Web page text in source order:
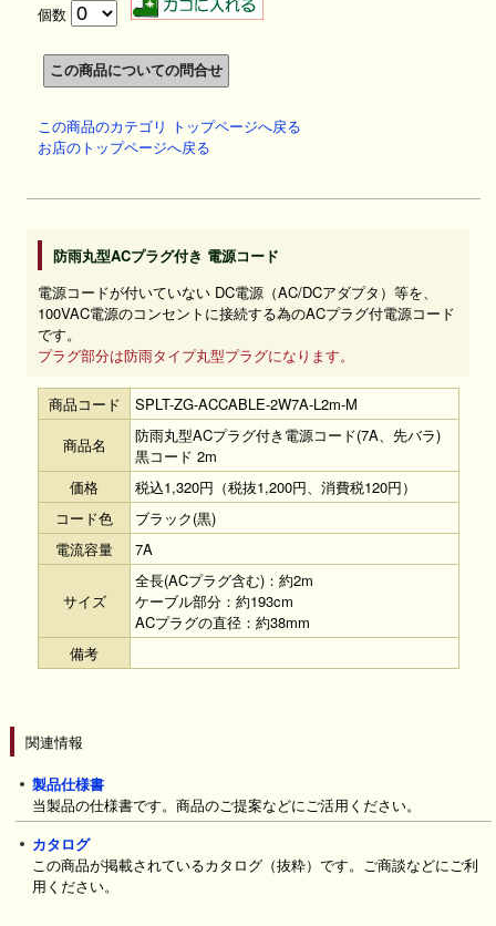
個数
この商品のカテゴリ トップページへ戻る
お店のトップページへ戻る
防雨丸型ACプラグ付き 電源コード
電源コードが付いていない DC電源（AC/DCアダプタ）等を、
100VAC電源のコンセントに接続する為のACプラグ付電源コード
です。
プラグ部分は防雨タイプ丸型プラグになります。
商品コード
SPLT-ZG-ACCABLE-2W7A-L2m-M
商品名
防雨丸型ACプラグ付き電源コード(7A、先バラ)
黒コード 2m
価格
税込1,320円（税抜1,200円、消費税120円）
コード色
ブラック(黒)
電流容量
7A
サイズ
全長(ACプラグ含む)：約2m
ケーブル部分：約193cm
ACプラグの直径：約38mm
備考
関連情報
製品仕様書
当製品の仕様書です。商品のご提案などにご活用ください。
カタログ
この商品が掲載されているカタログ（抜粋）です。ご商談などにご利
用ください。